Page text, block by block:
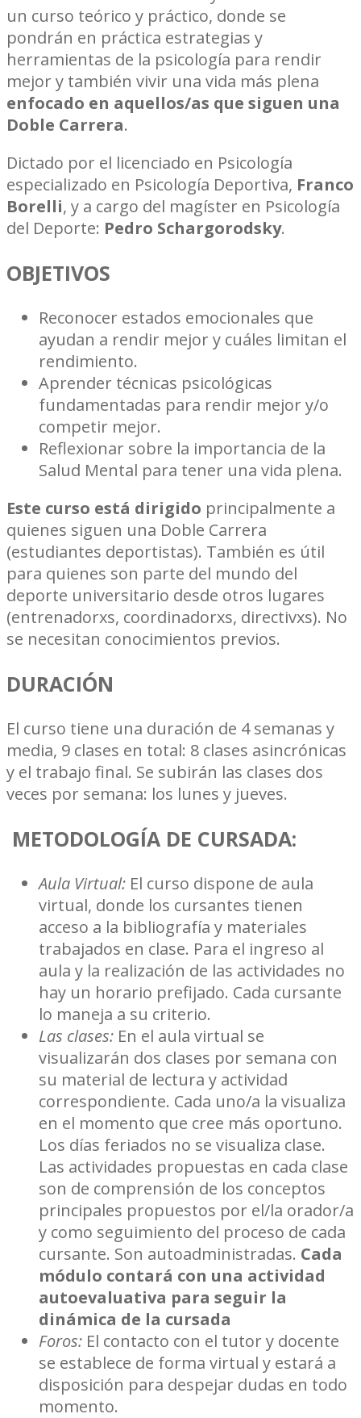
un curso teórico y práctico, donde se
pondrán en práctica estrategias y
herramientas de la psicología para rendir
mejor y también vivir una vida más plena
enfocado en aquellos/as que siguen una
Doble Carrera.
Dictado por el licenciado en Psicología
especializado en Psicología Deportiva, Franco
Borelli, y a cargo del magíster en Psicología
del Deporte: Pedro Schargorodsky.
OBJETIVOS
Reconocer estados emocionales que
ayudan a rendir mejor y cuáles limitan el
rendimiento.
Aprender técnicas psicológicas
fundamentadas para rendir mejor y/o
competir mejor.
Reflexionar sobre la importancia de la
Salud Mental para tener una vida plena.
Este curso está dirigido principalmente a
quienes siguen una Doble Carrera
(estudiantes deportistas). También es útil
para quienes son parte del mundo del
deporte universitario desde otros lugares
(entrenadorxs, coordinadorxs, directivxs). No
se necesitan conocimientos previos.
DURACIÓN
El curso tiene una duración de 4 semanas y
media, 9 clases en total: 8 clases asincrónicas
y el trabajo final. Se subirán las clases dos
veces por semana: los lunes y jueves.
METODOLOGÍA DE CURSADA:
Aula Virtual: El curso dispone de aula
virtual, donde los cursantes tienen
acceso a la bibliografía y materiales
trabajados en clase. Para el ingreso al
aula y la realización de las actividades no
hay un horario prefijado. Cada cursante
lo maneja a su criterio.
Las clases: En el aula virtual se
visualizarán dos clases por semana con
su material de lectura y actividad
correspondiente. Cada uno/a la visualiza
en el momento que cree más oportuno.
Los días feriados no se visualiza clase.
Las actividades propuestas en cada clase
son de comprensión de los conceptos
principales propuestos por el/la orador/a
y como seguimiento del proceso de cada
cursante. Son autoadministradas. Cada
módulo contará con una actividad
autoevaluativa para seguir la
dinámica de la cursada
Foros: El contacto con el tutor y docente
se establece de forma virtual y estará a
disposición para despejar dudas en todo
momento.